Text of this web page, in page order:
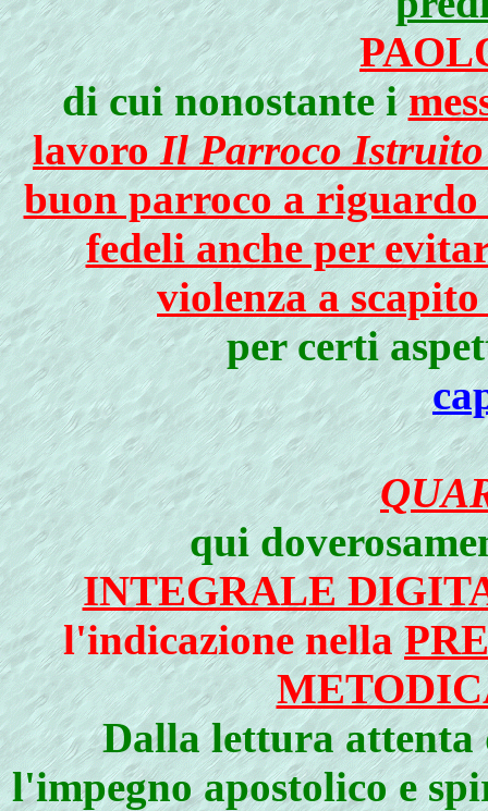
di cui nonostante i
lavoroIl Parroco Istruito
buon parroco a
fedeli anche per
violenza a
per certi
qui
INTEGRALE
l'indicazione nella
Dalla lettura attenta
l'impegno apostolico e